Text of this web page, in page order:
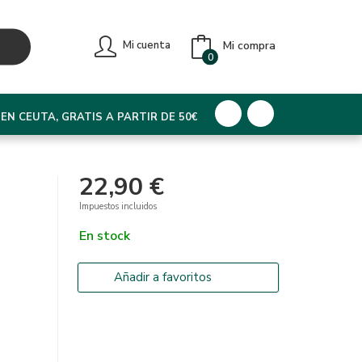
Mi cuenta Mi compra
0
CEUTA, GRATIS A PARTIR DE 50€
22,90 €
Impuestos incluidos
En stock
Añadir a favoritos